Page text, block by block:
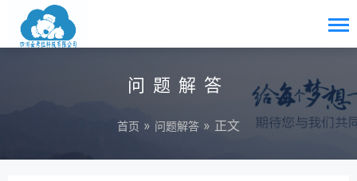
问题解答
首页 » 问题解答 » 正文